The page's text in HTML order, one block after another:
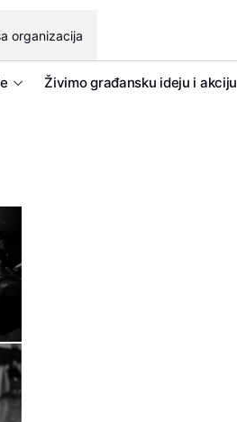
organizacija
Živimo građansku ideju i akciju